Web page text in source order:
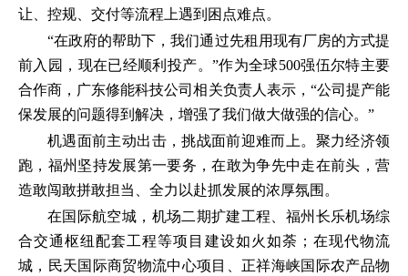
让、控规、交付等流程上遇到困点难点。
“在政府的帮助下，我们通过先租用现有厂房的方式提
前入园，现在已经顺利投产。”作为全球500强伍尔特主要
合作商，广东修能科技公司相关负责人表示，“公司提产能
保发展的问题得到解决，增强了我们做大做强的信心。”
机遇面前主动出击，挑战面前迎难而上。聚力经济领
跑，福州坚持发展第一要务，在敢为争先中走在前头，营
造敢闯敢拼敢担当、全力以赴抓发展的浓厚氛围。
在国际航空城，机场二期扩建工程、福州长乐机场综
合交通枢纽配套工程等项目建设如火如荼；在现代物流
城，民天国际商贸物流中心项目、正祥海峡国际农产品物